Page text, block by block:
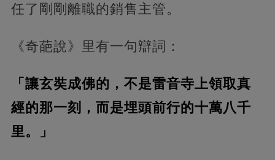
任了剛剛離職的銷售主管。
《奇葩說》里有一句辯詞：
「讓玄奘成佛的，不是雷音寺上領取真
經的那一刻，而是埋頭前行的十萬八千
里。」